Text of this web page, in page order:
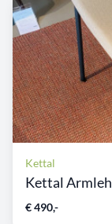
Kettal
Kettal
€ 490,-